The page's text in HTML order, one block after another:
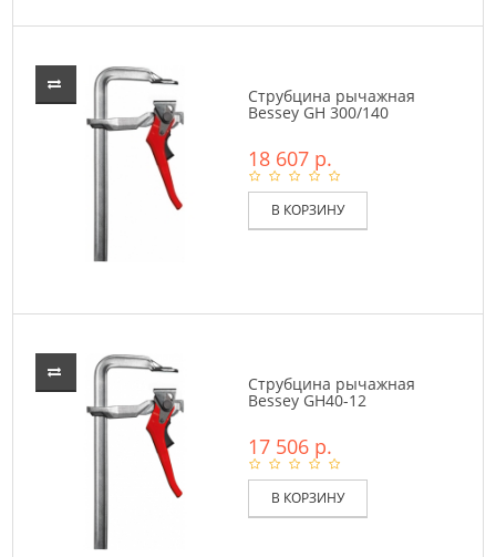
Струбцина рычажная
Bessey GH 300/140
18 607 р.
В КОРЗИНУ
Струбцина рычажная
Bessey GH40-12
17 506 р.
В КОРЗИНУ